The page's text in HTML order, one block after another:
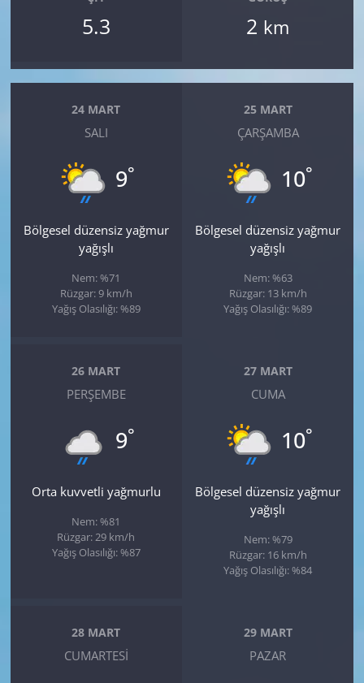
5.3 2 km
24 MART
SALI
9°
Bölgesel düzensiz yağmur
yağışlı
Nem: %71
Rüzgar: 9 km/h
Yağış Olasılığı: %89
25 MART
ÇARŞAMBA
10°
Bölgesel düzensiz yağmur
yağışlı
Nem: %63
Rüzgar: 13 km/h
Yağış Olasılığı: %89
26 MART
PERŞEMBE
9°
Orta kuvvetli yağmurlu
Nem: %81
Rüzgar: 29 km/h
Yağış Olasılığı: %87
27 MART
CUMA
10°
Bölgesel düzensiz yağmur
yağışlı
Nem: %79
Rüzgar: 16 km/h
Yağış Olasılığı: %84
28 MART
CUMARTESI
29 MART
PAZAR